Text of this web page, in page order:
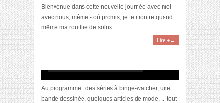
Bienvenue dans cette nouvelle journée avec moi -
avec nous, même - où promis, je te montre quand
même ma routine de soins....
Lire +→
Au programme : des séries à binge-watcher, une
bande dessinée, quelques articles de mode, ... tout